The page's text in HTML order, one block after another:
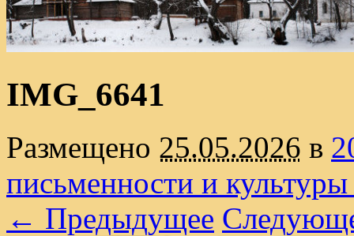
IMG_6641
Размещено 25.05.2026 в
письменности и
← Предыдущее